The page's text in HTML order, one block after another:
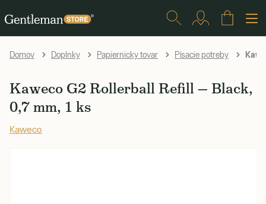
Domov Doplnky Papiernicky tovar Písacie potreby
Kaweco G2 Rollerball Refill — Black,
0,7 mm, 1 ks
Kaweco